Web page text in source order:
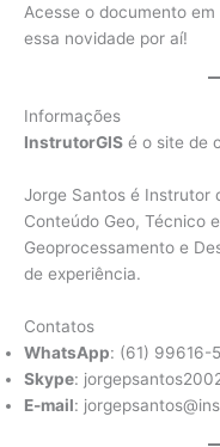
Acesse o documento
essa novidade por aí!
Informações
InstrutorGIS é o site de
Jorge Santos é Instrutor
Conteúdo Geo, Técnico
Geoprocessamento e
de experiência.
Contatos
WhatsApp: (61) 99616-
Skype:
E-mail: